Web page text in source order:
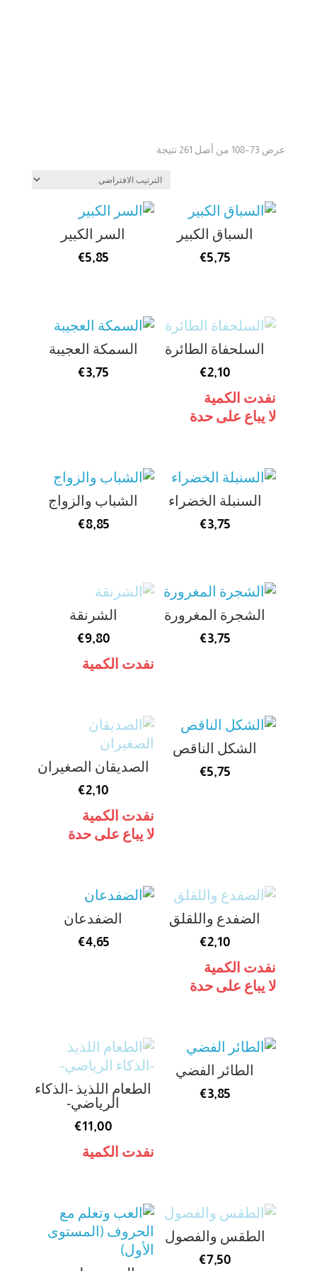
عرض 73–108 من أصل 261 نتيجة
السباق الكبير
€5,75
السر الكبير
€5,85
السلحفاة الطائرة
€2,10
نفدت الكمية
لا يباع على حدة
السمكة العجيبة
€3,75
السنبلة الخضراء
€3,75
الشباب والزواج
€8,85
الشجرة المغرورة
€3,75
الشرنقة
€9,80
نفدت الكمية
الشكل الناقص
€5,75 الصديقان الصغيران
€2,10
نفدت الكمية
لا يباع على حدة
الضفدع واللقلق
€2,10
نفدت الكمية
لا يباع على حدة
الضفدعان
€4,65
الطائر الفضي
€3,85
الطعام اللذيذ -الذكاء
الرياضي-
€11,00
نفدت الكمية
الطقس والفصول
€7,50